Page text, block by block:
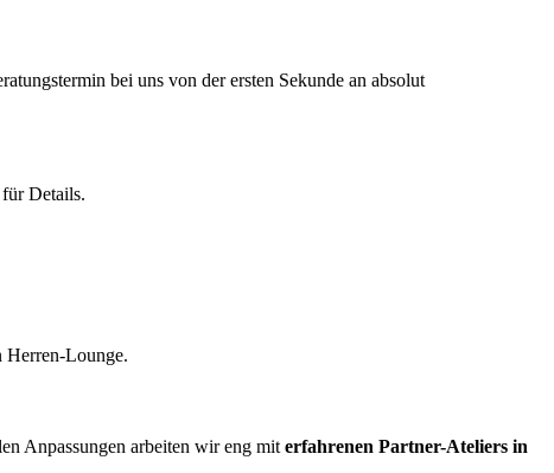
bei uns von der ersten Sekunde an absolut
Details.
Herren-Lounge.
Anpassungen arbeiten wir eng mit erfahrenen Partner-Ateliers in